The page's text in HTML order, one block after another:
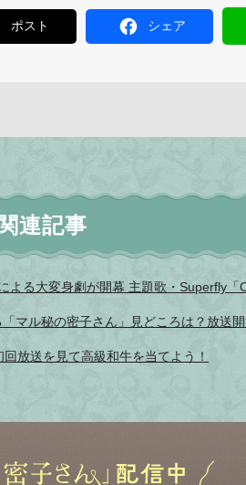
ポスト シェア
関連記事
る大変身劇が開幕 主題歌・Superfly
マル秘の密子さん」見どころは？放送
放送を見て高級和牛を当てよう！